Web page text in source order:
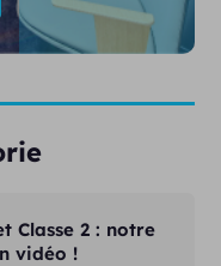
Classe 2 : notre
vidéo !